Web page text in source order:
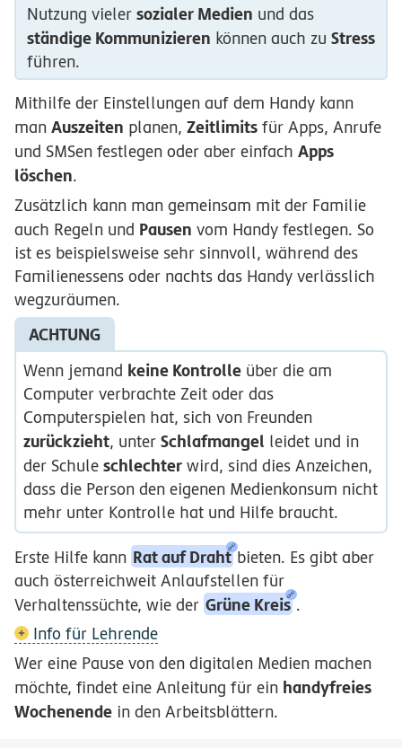
Nutzung vieler sozialer Medien und das
ständige Kommunizieren können auch zu Stress
führen.
Mithilfe der Einstellungen auf dem Handy kann
man Auszeiten planen, Zeitlimits für Apps, Anrufe
und SMSen festlegen oder aber einfach Apps
löschen.
Zusätzlich kann man gemeinsam mit der Familie
auch Regeln und Pausen vom Handy festlegen. So
ist es beispielsweise sehr sinnvoll, während des
Familienessens oder nachts das Handy verlässlich
wegzuräumen.
ACHTUNG
Wenn jemand keine Kontrolleüber die am
Computer verbrachte Zeit oder das
Computerspielen hat, sich von Freunden
zurückzieht, unter Schlafmangel leidet und in
der Schule schlechterwird, sind dies Anzeichen,
dass die Person den eigenen Medienkonsum nicht
mehr unter Kontrolle hat und Hilfe braucht.
Erste Hilfe kann Rat auf Draht bieten. Es gibt aber
auch österreichweit Anlaufstellen für
Verhaltenssüchte, wie der Grüne Kreis .
Info für Lehrende
Wer eine Pause von den digitalen Medien machen
möchte, findet eine Anleitung für ein handyfreies
Wochenende in den Arbeitsblättern.